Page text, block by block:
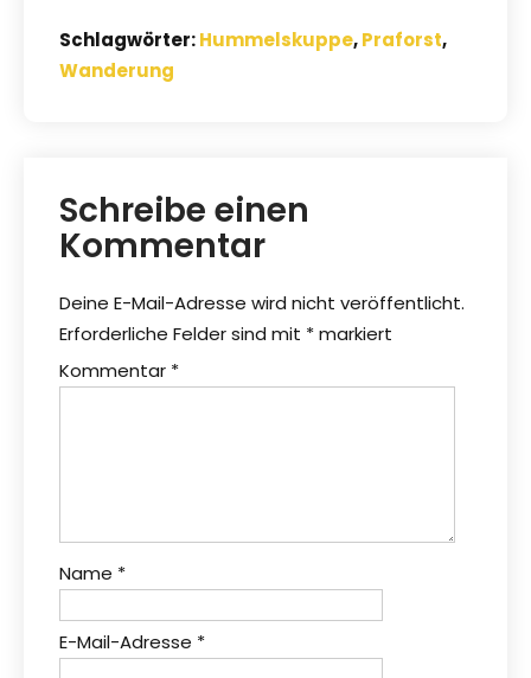
Schlagwörter:Hummelskuppe,Praforst,
Wanderung
Schreibe einen
Kommentar
Deine E-Mail-Adresse wird nicht veröffentlicht.
Erforderliche Felder sind mit *markiert
Kommentar *
Name *
E-Mail-Adresse *